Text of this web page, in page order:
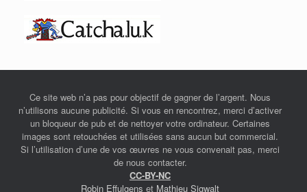
Ce site web n’a pas pour objectif de gagner de l’argent. Nous
n’utilisons aucune publicité. Si vous en rencontrez, merci d’activer
un bloqueur de pub et de nettoyer votre ordinateur. Certaines
images sont retouchées et utilisées sans aucun but commercial.
Si l’utilisation d’une de vos œuvres ne vous convenait pas, merci
de nous contacter.
CC-BY-NC
Robin Effulgens et Mathieu Sigwalt